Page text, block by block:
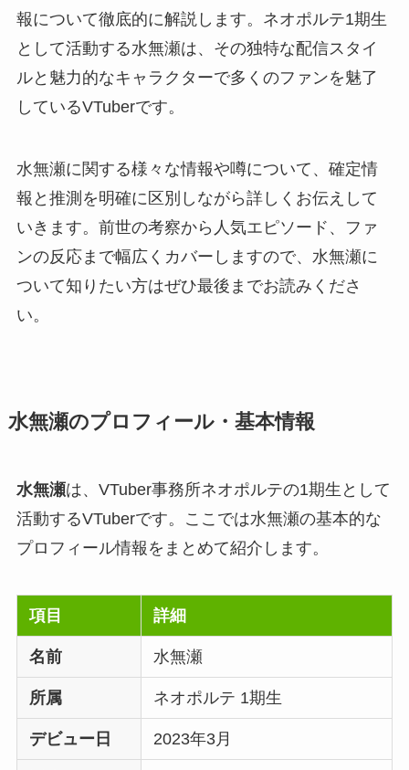
報について徹底的に解説します。ネオポルテ1期生
として活動する水無瀬は、その独特な配信スタイ
ルと魅力的なキャラクターで多くのファンを魅了
しているVTuberです。
水無瀬に関する様々な情報や噂について、確定情
報と推測を明確に区別しながら詳しくお伝えして
いきます。前世の考察から人気エピソード、ファ
ンの反応まで幅広くカバーしますので、水無瀬に
ついて知りたい方はぜひ最後までお読みくださ
い。
水無瀬のプロフィール・基本情報
水無瀬は、VTuber事務所ネオポルテの1期生として
活動するVTuberです。ここでは水無瀬の基本的な
プロフィール情報をまとめて紹介します。
項目 詳細
名前 水無瀬
所属 ネオポルテ 1期生
デビュー日 2023年3月